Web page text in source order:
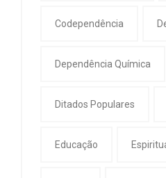
Codependência
Dependência Química
Ditados Populares
Educação